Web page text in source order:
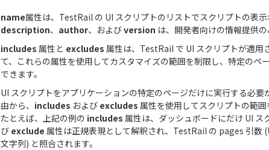
name属性は、TestRail の UI スクリプトのリストでスクリプトの表示
description、 author、およびversion は、開発者向けの情報提供の
includes 属性と excludes 属性は、TestRail で UI スクリプトが適用
て、これらの属性を使用してカスタマイズの範囲を制限し、特定のペ
できます。
UI スクリプトをアプリケーションの特定のページだけに実行する必
由から、 includes および excludes 属性を使用してスクリプトの範囲
たとえば、上記の例の includes 属性は、ダッシュボードにだけ UI ス
び exclude 属性は正規表現として解釈され、TestRail の pages 引数
文字列) と照合されます。